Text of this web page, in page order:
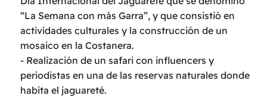
“La Semana con más Garra”, y que consistió en
actividades culturales y la construcción de un
mosaico en la Costanera.
- Realización de un safari con influencers y
periodistas en una de las reservas naturales donde
habita el jaguareté.